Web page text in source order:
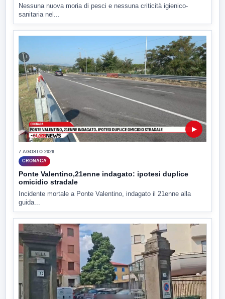
Nessuna nuova moria di pesci e nessuna criticità igienico-
sanitaria nel...
▶
7 AGOSTO 2026
CRONACA
Ponte Valentino,21enne indagato: ipotesi duplice
omicidio stradale
Incidente mortale a Ponte Valentino, indagato il 21enne alla
guida...